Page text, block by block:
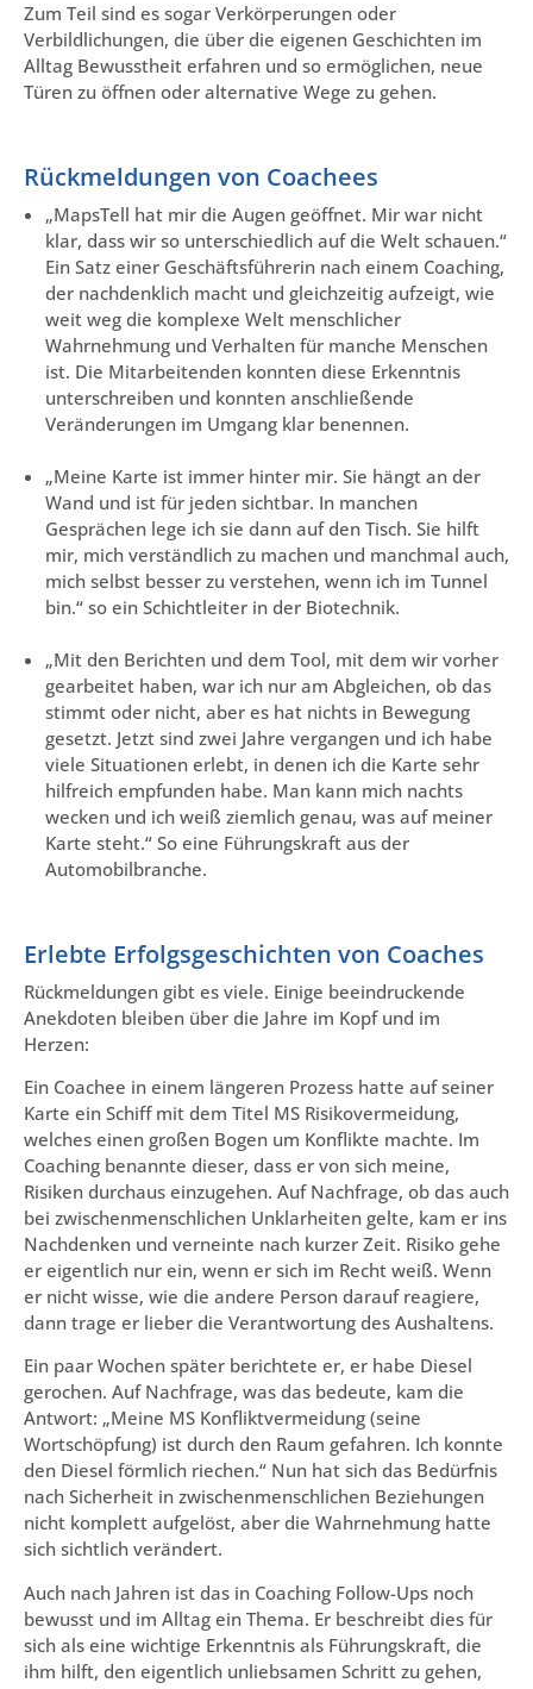
Zum Teil sind es sogar Verkörperungen oder
Verbildlichungen, die über die eigenen Geschichten im
Alltag Bewusstheit erfahren und so ermöglichen, neue
Türen zu öffnen oder alternative Wege zu gehen.
Rückmeldungen von Coachees
„MapsTell hat mir die Augen geöffnet. Mir war nicht
klar, dass wir so unterschiedlich auf die Welt schauen.“
Ein Satz einer Geschäftsführerin nach einem Coaching,
der nachdenklich macht und gleichzeitig aufzeigt, wie
weit weg die komplexe Welt menschlicher
Wahrnehmung und Verhalten für manche Menschen
ist. Die Mitarbeitenden konnten diese Erkenntnis
unterschreiben und konnten anschließende
Veränderungen im Umgang klar benennen.
„Meine Karte ist immer hinter mir. Sie hängt an der
Wand und ist für jeden sichtbar. In manchen
Gesprächen lege ich sie dann auf den Tisch. Sie hilft
mir, mich verständlich zu machen und manchmal auch,
mich selbst besser zu verstehen, wenn ich im Tunnel
bin.“ so ein Schichtleiter in der Biotechnik.
„Mit den Berichten und dem Tool, mit dem wir vorher
gearbeitet haben, war ich nur am Abgleichen, ob das
stimmt oder nicht, aber es hat nichts in Bewegung
gesetzt. Jetzt sind zwei Jahre vergangen und ich habe
viele Situationen erlebt, in denen ich die Karte sehr
hilfreich empfunden habe. Man kann mich nachts
wecken und ich weiß ziemlich genau, was auf meiner
Karte steht.“ So eine Führungskraft aus der
Automobilbranche.
Erlebte Erfolgsgeschichten von Coaches
Rückmeldungen gibt es viele. Einige beeindruckende
Anekdoten bleiben über die Jahre im Kopf und im
Herzen:
Ein Coachee in einem längeren Prozess hatte auf seiner
Karte ein Schiff mit dem Titel MS Risikovermeidung,
welches einen großen Bogen um Konflikte machte. Im
Coaching benannte dieser, dass er von sich meine,
Risiken durchaus einzugehen. Auf Nachfrage, ob das auch
bei zwischenmenschlichen Unklarheiten gelte, kam er ins
Nachdenken und verneinte nach kurzer Zeit. Risiko gehe
er eigentlich nur ein, wenn er sich im Recht weiß. Wenn
er nicht wisse, wie die andere Person darauf reagiere,
dann trage er lieber die Verantwortung des Aushaltens.
Ein paar Wochen später berichtete er, er habe Diesel
gerochen. Auf Nachfrage, was das bedeute, kam die
Antwort: „Meine MS Konfliktvermeidung (seine
Wortschöpfung) ist durch den Raum gefahren. Ich konnte
den Diesel förmlich riechen.“ Nun hat sich das Bedürfnis
nach Sicherheit in zwischenmenschlichen Beziehungen
nicht komplett aufgelöst, aber die Wahrnehmung hatte
sich sichtlich verändert.
Auch nach Jahren ist das in Coaching Follow-Ups noch
bewusst und im Alltag ein Thema. Er beschreibt dies für
sich als eine wichtige Erkenntnis als Führungskraft, die
ihm hilft, den eigentlich unliebsamen Schritt zu gehen,